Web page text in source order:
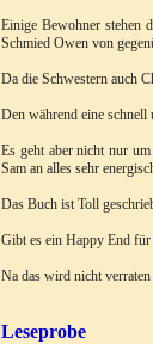
Einige Bewohner stehen
Schmied Owen von
Da die Schwestern auch
Den während eine
Es geht aber nicht nur
Sam an alles sehr
Das Buch ist Toll
Gibt es ein Happy End für
Na das wird nicht
Leseprobe